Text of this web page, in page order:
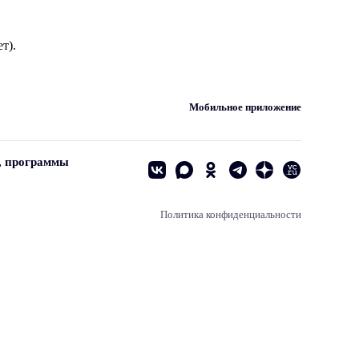
Мобильное приложение
программы
Политика конфиденциальности